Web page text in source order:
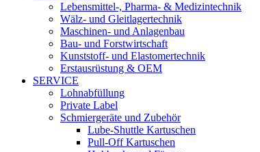
Lebensmittel-, Pharma- & Medizintechnik
Wälz- und Gleitlagertechnik
Maschinen- und Anlagenbau
Bau- und Forstwirtschaft
Kunststoff- und Elastomertechnik
Erstausrüstung & OEM
SERVICE
Lohnabfüllung
Private Label
Schmiergeräte und Zubehör
Lube-Shuttle Kartuschen
Pull-Off Kartuschen